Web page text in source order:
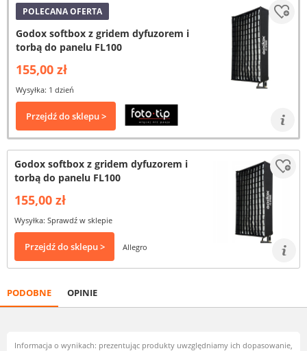
POLECANA OFERTA
Godox softbox z gridem dyfuzorem i
torbą do panelu FL100
155,00 zł
Wysyłka: 1 dzień
Przejdź do sklepu >
Godox softbox z gridem dyfuzorem i
torbą do panelu FL100
155,00 zł
Wysyłka: Sprawdź w sklepie
Przejdź do sklepu > Allegro
PODOBNE OPINIE
Informacja o wynikach: prezentując produkty uwzględniamy ich dopasowanie,